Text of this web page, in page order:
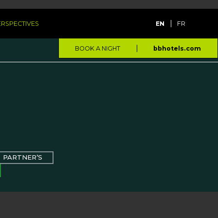
EN FR
BOOK A NIGHT bbhotels.com
PARTNER’S